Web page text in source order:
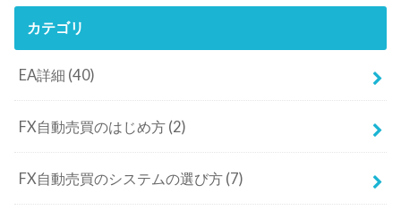
カテゴリ
EA詳細 (40)
FX自動売買のはじめ方 (2)
FX自動売買のシステムの選び方 (7)